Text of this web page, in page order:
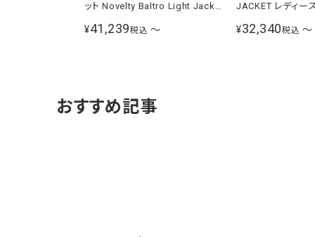
ット Novelty Baltro Light Jacket
ND92341 KB
¥41,239税込 〜
JACKET レディース クレイグレー
¥32,340税込 〜
おすすめ記事